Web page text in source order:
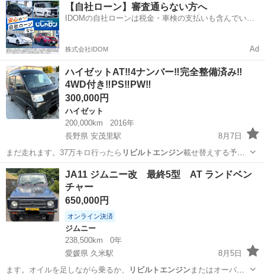
ンチＡＷ ＳＩ－Ｄ
ＲＩＶＥ Ｃ．ＤＩ
シート 大型リアス
ール 衝突安全ボデ
ィ エアコン （検
ミ
ル
【自社ローン】審査通らない方へ
IDOMの自社ローンは税金・車検の支払いも含んでいる
株式会社IDOM Ad
ハイゼットAT‼️4ナンバー‼️完全整備済み‼️
4WD付き‼️PS‼️PW‼️
300,000円
ハイゼット
200,000km
2016年
長野県 安茂里駅
8月7日
まだ走れます。37万キロ行ったら リビルトエンジン載せ替えする予定
です。通勤使用し…
長野 長野市 ハイゼット 走行距離
JA11 ジムニー改 最終5型 AT ランドベン
チャー
650,000円
オンライン決済
ジムニー
238,500km
0年
愛媛県 久米駅
8月5日
ます。オイルを足しながら乗るか、
リビルトエンジンまたはオーバー